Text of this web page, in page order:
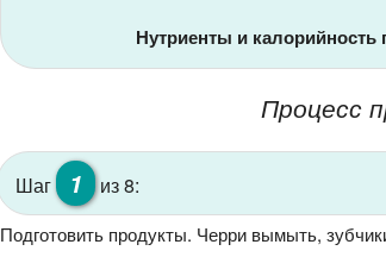
Нутриенты и калорийность
Процесс
Шаг 1 из 8:
Подготовить продукты. Черри вымыть,